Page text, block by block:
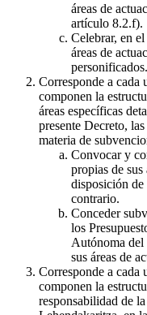
áreas de
artículo 8.2.f).
Celebrar, en
áreas de
personificados.
Corresponde a cada
componen la
áreas específicas
presente Decreto,
materia de
Convocar y
propias de sus
disposición de
contrario.
Conceder
los
Autónoma del
sus áreas de
Corresponde a cada
componen la
responsabilidad de